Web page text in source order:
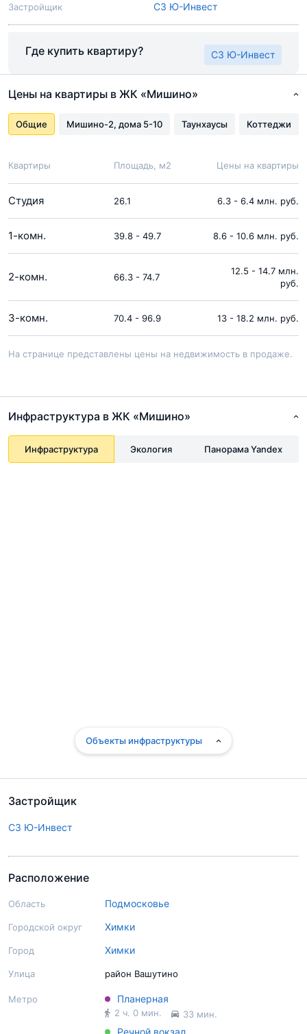
Застройщик
СЗ Ю-Инвест
Где купить квартиру? СЗ Ю-Инвест
Цены на квартиры в ЖК «Мишино»
Общие Мишино-2, дома 5-10 Таунхаусы Коттеджи
Квартиры Площадь, м2 Цены на квартиры
Студия 26.1 6.3 - 6.4 млн. руб.
1-комн. 39.8 - 49.7 8.6 - 10.6 млн. руб.
2-комн. 66.3 - 74.7
12.5 - 14.7 млн.
руб.
3-комн. 70.4 - 96.9 13 - 18.2 млн. руб.
На странице представлены цены на недвижимость в продаже.
Застройщик
СЗ Ю-Инвест
Расположение
Область Подмосковье
Городской округ Химки
Город Химки
Улица район Вашутино
Метро Планерная
2 ч. 0 мин. 33 мин.
Речной вокзал
Инфраструктура в ЖК «Мишино»
Инфраструктура Экология Панорама Yandex
Объекты инфраструктуры